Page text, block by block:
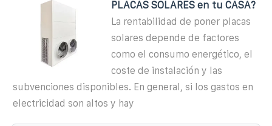
PLACAS SOLARES en tu CASA?
La rentabilidad de poner placas
solares depende de factores
como el consumo energético, el
coste de instalación y las
subvenciones disponibles. En general, si los gastos en
electricidad son altos y hay